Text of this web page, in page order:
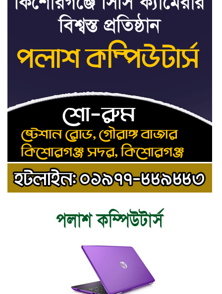
৮
প্রত্যক্ষদর্শীদের তথ্য দেয়নি জাতিসংঘ:
ট্রাইব্যুনালকে প্রসিকিউটর
৯
তাড়াইলে রাউতি মানবসেবা ফাউন্ডেশনের
আয়োজনে কাফন-দাফন বিষয়ক বিশেষ
প্রশিক্ষণ কর্মশালা